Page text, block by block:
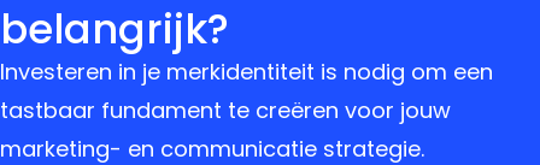
belangrijk?
Investeren in je merkidentiteit is nodig om een
tastbaar fundament te creëren voor jouw
marketing- en communicatie strategie.